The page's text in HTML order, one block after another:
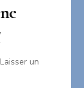
Laisser un